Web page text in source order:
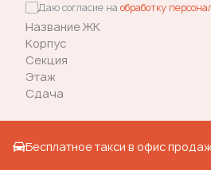
Даю согласие на обработку
Название ЖК
Корпус
Секция
Этаж
Сдача
Бесплатное такси в офис